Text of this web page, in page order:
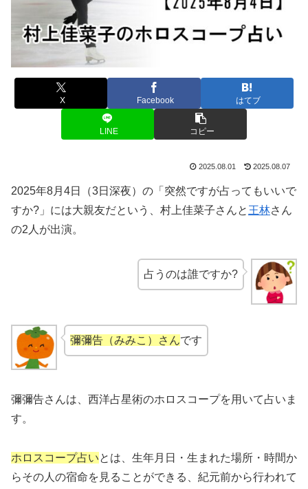
X Facebook はてブ
LINE コピー
2025.08.01 2025.08.07
2025年8月4日（3日深夜）の「突然ですが占ってもいいで
すか?」には大親友だという、村上佳菜子さんと 王林さん
の2人が出演。
占うのは誰ですか?
彌彌告（みみこ）さんです
彌彌告さんは、西洋占星術のホロスコープを用いて占いま
す。
ホロスコープ占いとは、生年月日・生まれた場所・時間か
らその人の宿命を見ることができる、紀元前から行われて